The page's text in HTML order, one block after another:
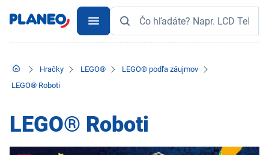
Hračky LEGO®
LEGO® podľa záujmov
LEGO® Roboti
LEGO® Roboti